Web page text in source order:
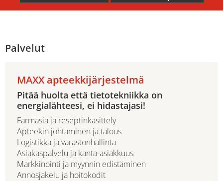
Palvelut
MAXX apteekkijärjestelmä
Pitää huolta että tietotekniikka on
energialähteesi, ei hidastajasi!
Farmasia ja reseptinkäsittely
Apteekin johtaminen ja talous
Logistikka ja varastonhallinta
Asiakaspalvelu ja kanta-asiakkuus
Markkinointi ja myynnin edistäminen
Annosjakelu ja hoitokodit